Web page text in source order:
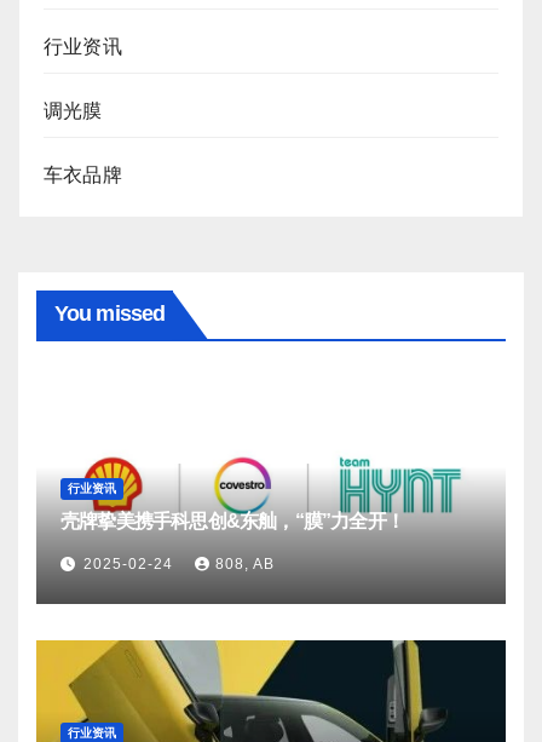
行业资讯
调光膜
车衣品牌
You missed
行业资讯
壳牌挚美携手科思创&东舢，“膜”力全开！
2025-02-24 808, AB
行业资讯